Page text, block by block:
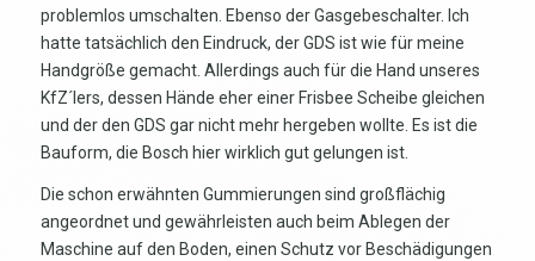
problemlos umschalten. Ebenso der Gasgebeschalter. Ich
hatte tatsächlich den Eindruck, der GDS ist wie für meine
Handgröße gemacht. Allerdings auch für die Hand unseres
KfZ´lers, dessen Hände eher einer Frisbee Scheibe gleichen
und der den GDS gar nicht mehr hergeben wollte. Es ist die
Bauform, die Bosch hier wirklich gut gelungen ist.
Die schon erwähnten Gummierungen sind großflächig
angeordnet und gewährleisten auch beim Ablegen der
Maschine auf den Boden, einen Schutz vor Beschädigungen